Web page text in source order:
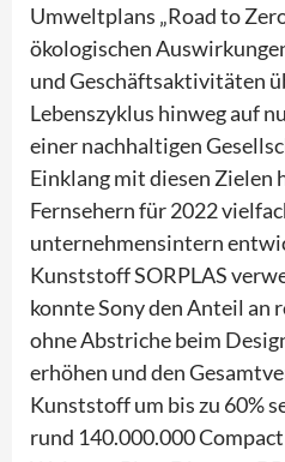
Umweltplans „Road to
ökologischen
und Geschäftsaktivitäten
Lebenszyklus hinweg auf
einer nachhaltigen
Einklang mit diesen Zielen
Fernsehern für 2022
unternehmensintern
Kunststoff SORPLAS
konnte Sony den Anteil an
ohne Abstriche beim
erhöhen und den
Kunststoff um bis zu 60%
rund 140.000.000